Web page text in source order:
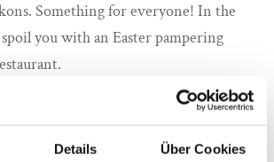
Details Über Cookies
Something for everyone! In the
you with an Easter pampering
fragrant welcome